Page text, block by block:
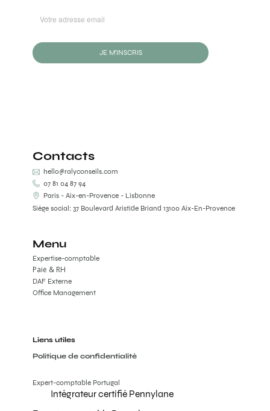
JE M'INSCRIS
Contacts
hello@ralyconseils.com
07 81 04 87 94
Paris - Aix-en-Provence - Lisbonne
Siège social: 37 Boulevard Aristide Briand 13100 Aix-En-Provence
Menu
Expertise-comptable
DAF Externe
Office Management
Paie & RH
Liens utiles
Politique de confidentialité
Expert-comptable Portugal
Intégrateur certifié Pennylane